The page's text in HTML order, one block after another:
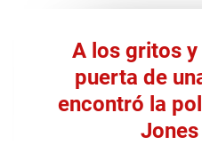
A los gritos
puerta de
encontró la